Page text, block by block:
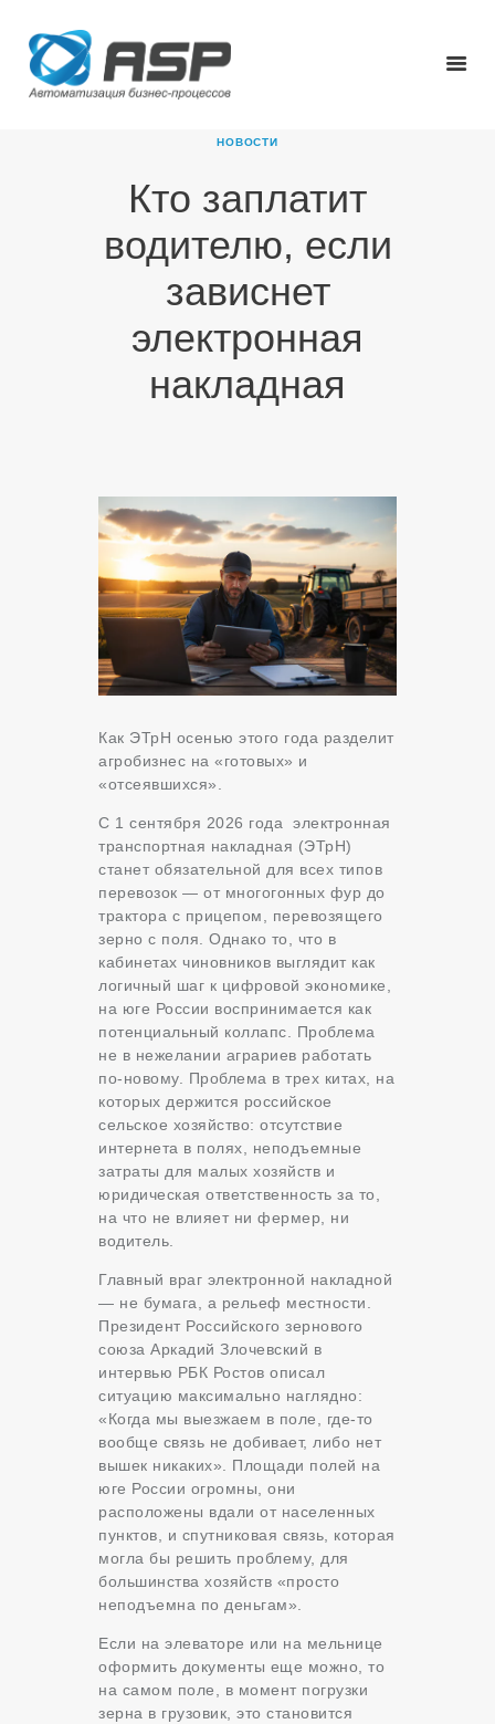
НОВОСТИ
Кто заплатит
водителю, если
зависнет
электронная
накладная
ГЛАВНАЯ
О КОМПАНИИ
НОВОСТИ
КАРЬЕРА
ПАРТНЕРЫ
КОНТАКТЫ
Как ЭТрН осенью этого года разделит
агробизнес на «готовых» и
«отсеявшихся».
С 1 сентября 2026 года электронная
транспортная накладная (ЭТрН)
станет обязательной для всех типов
перевозок — от многогонных фур до
трактора с прицепом, перевозящего
зерно с поля. Однако то, что в
кабинетах чиновников выглядит как
логичный шаг к цифровой экономике,
на юге России воспринимается как
потенциальный коллапс. Проблема
не в нежелании аграриев работать
по-новому. Проблема в трех китах, на
которых держится российское
сельское хозяйство: отсутствие
интернета в полях, неподъемные
затраты для малых хозяйств и
юридическая ответственность за то,
на что не влияет ни фермер, ни
водитель.
Главный враг электронной накладной
— не бумага, а рельеф местности.
Президент Российского зернового
союза Аркадий Злочевский в
интервью РБК Ростов описал
ситуацию максимально наглядно:
«Когда мы выезжаем в поле, где-то
вообще связь не добивает, либо нет
вышек никаких». Площади полей на
юге России огромны, они
расположены вдали от населенных
пунктов, и спутниковая связь, которая
могла бы решить проблему, для
большинства хозяйств «просто
неподъемна по деньгам».
Если на элеваторе или на мельнице
оформить документы еще можно, то
на самом поле, в момент погрузки
зерна в грузовик, это становится